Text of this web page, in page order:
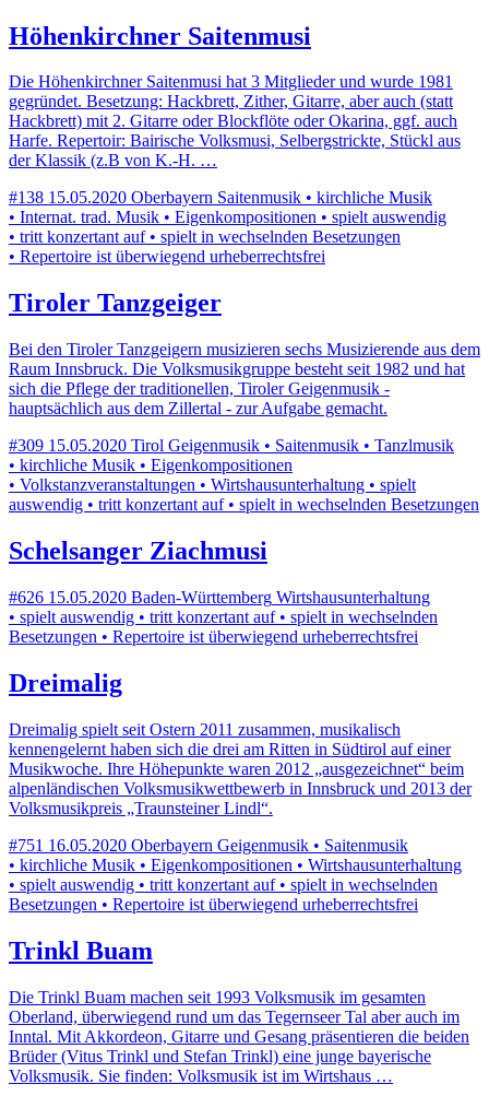
Höhenkirchner Saitenmusi
Die Höhenkirchner Saitenmusi hat 3 Mitglieder und wurde 1981
gegründet. Besetzung: Hackbrett, Zither, Gitarre, aber auch (statt
Hackbrett) mit 2. Gitarre oder Blockflöte oder Okarina, ggf. auch
Harfe. Repertoir: Bairische Volksmusi, Selbergstrickte, Stückl aus
der Klassik (z.B von K.-H. …
#138 15.05.2020 Oberbayern Saitenmusik • kirchliche Musik
• Internat. trad. Musik • Eigenkompositionen • spielt auswendig
• tritt konzertant auf • spielt in wechselnden Besetzungen
• Repertoire ist überwiegend urheberrechtsfrei
Tiroler Tanzgeiger
Bei den Tiroler Tanzgeigern musizieren sechs Musizierende aus dem
Raum Innsbruck. Die Volksmusikgruppe besteht seit 1982 und hat
sich die Pflege der traditionellen, Tiroler Geigenmusik -
hauptsächlich aus dem Zillertal - zur Aufgabe gemacht.
#309 15.05.2020 Tirol Geigenmusik • Saitenmusik • Tanzlmusik
• kirchliche Musik • Eigenkompositionen
• Volkstanzveranstaltungen • Wirtshausunterhaltung • spielt
auswendig • tritt konzertant auf • spielt in wechselnden Besetzungen
Schelsanger Ziachmusi
#626 15.05.2020 Baden-Württemberg Wirtshausunterhaltung
• spielt auswendig • tritt konzertant auf • spielt in wechselnden
Besetzungen • Repertoire ist überwiegend urheberrechtsfrei
Dreimalig
Dreimalig spielt seit Ostern 2011 zusammen, musikalisch
kennengelernt haben sich die drei am Ritten in Südtirol auf einer
Musikwoche. Ihre Höhepunkte waren 2012 „ausgezeichnet“ beim
alpenländischen Volksmusikwettbewerb in Innsbruck und 2013 der
Volksmusikpreis „Traunsteiner Lindl“.
#751 16.05.2020 Oberbayern Geigenmusik • Saitenmusik
• kirchliche Musik • Eigenkompositionen • Wirtshausunterhaltung
• spielt auswendig • tritt konzertant auf • spielt in wechselnden
Besetzungen • Repertoire ist überwiegend urheberrechtsfrei
Trinkl Buam
Die Trinkl Buam machen seit 1993 Volksmusik im gesamten
Oberland, überwiegend rund um das Tegernseer Tal aber auch im
Inntal. Mit Akkordeon, Gitarre und Gesang präsentieren die beiden
Brüder (Vitus Trinkl und Stefan Trinkl) eine junge bayerische
Volksmusik. Sie finden: Volksmusik ist im Wirtshaus …